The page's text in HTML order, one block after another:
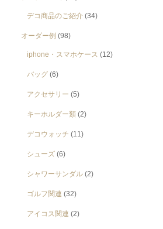
デコ商品のご紹介 (34)
オーダー例 (98)
iphone・スマホケース (12)
バッグ (6)
アクセサリー (5)
キーホルダー類 (2)
デコウォッチ (11)
シューズ (6)
シャワーサンダル (2)
ゴルフ関連 (32)
アイコス関連 (2)